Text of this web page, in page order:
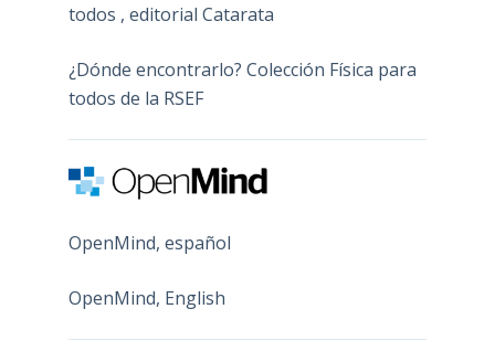
todos , editorial Catarata
¿Dónde encontrarlo? Colección Física para
todos de la RSEF
OpenMind, español
OpenMind, English